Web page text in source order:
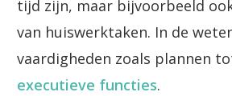
tijd zijn, maar bijvoorbeeld
van huiswerktaken. In de
vaardigheden zoals plannen
executieve functies.